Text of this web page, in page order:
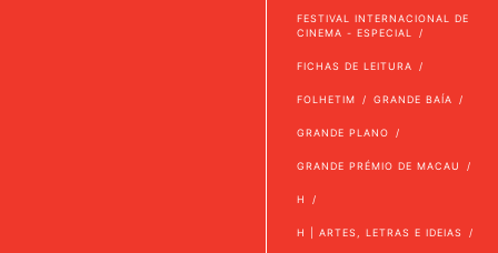
FESTIVAL INTERNACIONAL DE
CINEMA - ESPECIAL
FICHAS DE LEITURA
FOLHETIM GRANDE BAÍA
GRANDE PLANO
GRANDE PRÉMIO DE MACAU
H
H | ARTES, LETRAS E IDEIAS